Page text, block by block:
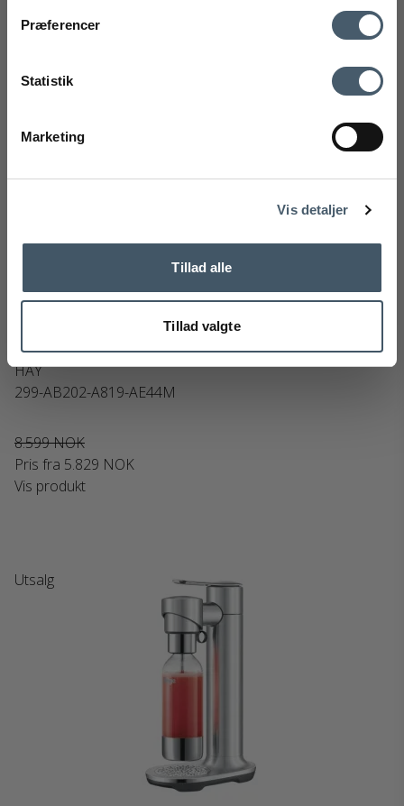
Præferencer
Statistik
Marketing
Vis detaljer
Tillad alle
Tillad valgte
HAY Kofi Sofabord 80x80
HAY
299-AB202-A819-AE44M
8.599 NOK
Pris fra 5.829 NOK
Vis produkt
Utsalg
Ved å registrere deg godtar du å motta vårt nyhetsbrev
med gode tilbud og inspirasjon. Du kan alltid trekke tilbake
Nej tak